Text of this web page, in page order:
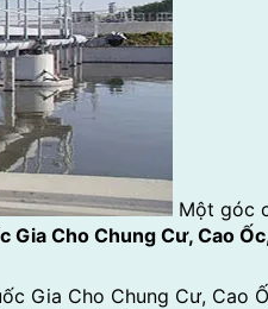
Một góc
Cho Chung Cư, Cao